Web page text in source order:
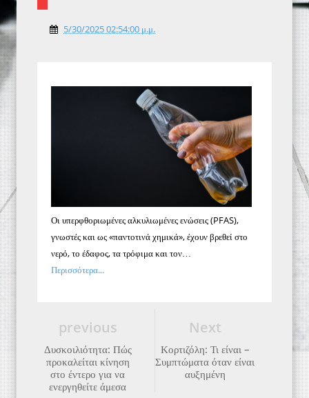
5/30/2025 02:54:00 μ.μ.
Οι υπερφθοριωμένες αλκυλιωμένες ενώσεις (PFAS),
γνωστές και ως «παντοτινά χημικά», έχουν βρεθεί στο
νερό, το έδαφος, τα τρόφιμα και τον…
Περισσότερα...
Next
Κορτιζόλη: Τι είναι –
Συμπτώματα όταν είναι
αυξημένη
previous
Δυσκοιλιότητα: Πώς
προκαλείται κίνηση
στο έντερο για να
ενεργηθείτε άμεσα